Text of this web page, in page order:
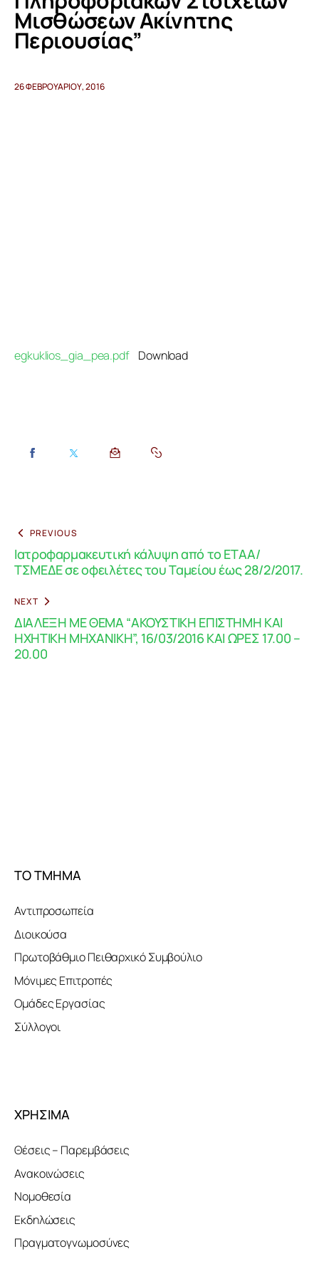
Προγράμματα
Μισθώσεων Ακίνητης
Περιουσίας”
26 ΦΕΒΡΟΥΑΡΊΟΥ, 2016
egkuklios_gia_pea.pdf Download
PREVIOUS
Ιατροφαρμακευτική κάλυψη από το ΕΤΑΑ/
ΤΣΜΕΔΕ σε οφειλέτες του Ταμείου έως 28/2/2017.
NEXT
ΔΙΑΛΕΞΗ ΜΕ ΘΕΜΑ “ΑΚΟΥΣΤΙΚΗ ΕΠΙΣΤΗΜΗ ΚΑΙ
ΗΧΗΤΙΚΗ ΜΗΧΑΝΙΚΗ”, 16/03/2016 ΚΑΙ ΩΡΕΣ 17.00 –
20.00
ΤΟ ΤΜΗΜΑ
Αντιπροσωπεία
Διοικούσα
Πρωτοβάθμιο Πειθαρχικό Συμβούλιο
Μόνιμες Επιτροπές
Ομάδες Εργασίας
Σύλλογοι
ΧΡΗΣΙΜΑ
Θέσεις – Παρεμβάσεις
Ανακοινώσεις
Νομοθεσία
Εκδηλώσεις
Πραγματογνωμοσύνες